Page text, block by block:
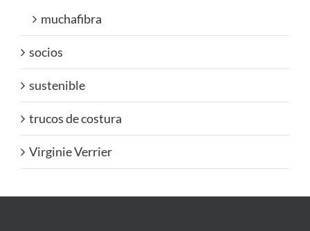
muchafibra
socios
sustenible
trucos de costura
Virginie Verrier